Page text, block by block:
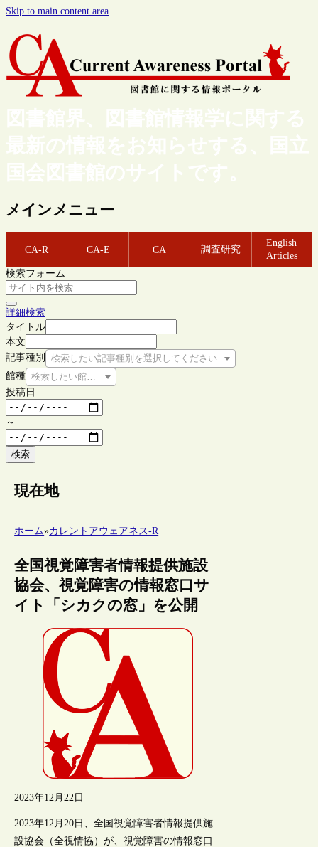
Skip to main content area
図書館界、図書館情報学に関する
最新の情報をお知らせする、国立
国会図書館のサイトです。
メインメニュー
CA-R CA-E CA 調査研究
English
Articles
検索フォーム
詳細検索
タイトル
本文
記事種別
検索したい記事種別を選択してください
館種 検索したい館種を選択してください
投稿日
～
検索
現在地
ホーム»カレントアウェアネス-R
全国視覚障害者情報提供施設
協会、視覚障害の情報窓口サ
イト「シカクの窓」を公開
2023年12月22日
2023年12月20日、全国視覚障害者情報提供施
設協会（全視情協）が、視覚障害の情報窓口